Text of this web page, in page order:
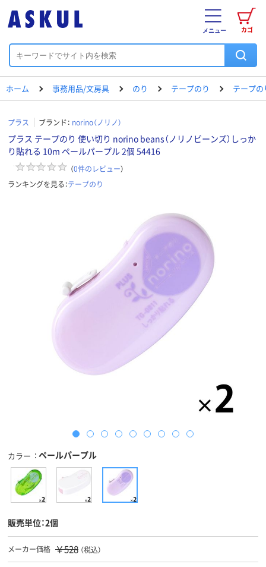
カゴ
メニュー
ホーム 事務用品/文房具 のり テープのり テープの
プラス ブランド： norino（ノリノ）
プラス テープのり 使い切り norino beans（ノリノビーンズ）しっか
り貼れる 10m ペールパープル 2個 54416
（0件のレビュー）
ランキングを見る：テープのり
カラー ペールパープル
販売単位：2個
メーカー価格 ￥528 （税込）